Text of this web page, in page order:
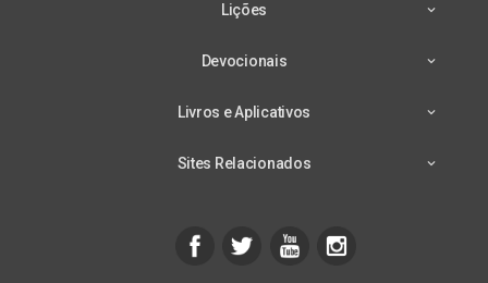
Lições
Devocionais
Livros e Aplicativos
Sites Relacionados